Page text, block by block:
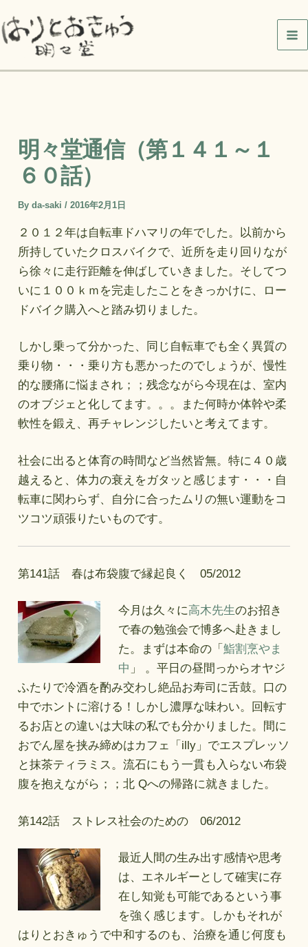
容
を
ス
明々堂通信（第１４１～１
６０話）
Byda-saki/2016年2月1日
２０１２年は自転車ドハマリの年でした。以前から
所持していたクロスバイクで、近所を走り回りなが
ら徐々に走行距離を伸ばしていきました。そしてつ
いに１００ｋｍを完走したことをきっかけに、ロー
ドバイク購入へと踏み切りました。
しかし乗って分かった、同じ自転車でも全く異質の
乗り物・・・乗り方も悪かったのでしょうが、慢性
的な腰痛に悩まされ；；残念ながら今現在は、室内
のオブジェと化してます。。。また何時か体幹や柔
軟性を鍛え、再チャレンジしたいと考えてます。
社会に出ると体育の時間など当然皆無。特に４０歳
越えると、体力の衰えをガタッと感じます・・・自
転車に関わらず、自分に合ったムリの無い運動をコ
ツコツ頑張りたいものです。
第141話 春は布袋腹で縁起良く 05/2012
今月は久々に高木先生のお招き
で春の勉強会で博多へ赴きまし
た。まずは本命の「 鮨割烹やま
中 」 。平日の昼間っからオヤジ
ふたりで冷酒を酌み交わし絶品お寿司に舌鼓。口の
中でホントに溶ける！しかし濃厚な味わい。回転す
るお店との違いは大味の私でも分かりました。間に
おでん屋を挟み締めはカフェ「illy」でエスプレッソ
と抹茶ティラミス。流石にもう一貫も入らない布袋
腹を抱えながら；；北 Qへの帰路に就きました。
第142話 ストレス社会のための 06/2012
最近人間の生み出す感情や思考
は、エネルギーとして確実に存
在し知覚も可能であるという事
を強く感じます。しかもそれが
はりとおきゅうで中和するのも、治療を通じ何度も